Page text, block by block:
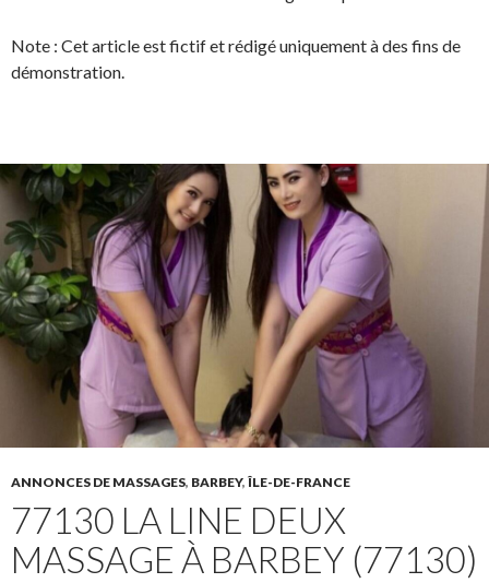
Note : Cet article est fictif et rédigé uniquement à des fins de
démonstration.
ANNONCES DE MASSAGES, BARBEY, ÎLE-DE-FRANCE
77130 LA LINE DEUX
MASSAGE À BARBEY (77130)